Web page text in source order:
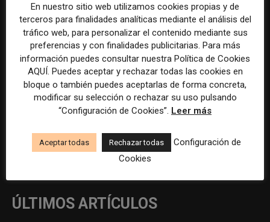
Responsable de Contenidos y
Narrativa de Marca
Responsable de comunicación
en Esade Alumni
REDACCIÓN
ÚLTIMOS ARTÍCULOS
En nuestro sitio web utilizamos cookies propias y de
terceros para finalidades analíticas mediante el análisis del
tráfico web, para personalizar el contenido mediante sus
preferencias y con finalidades publicitarias. Para más
información puedes consultar nuestra Política de Cookies
AQUÍ. Puedes aceptar y rechazar todas las cookies en
bloque o también puedes aceptarlas de forma concreta,
modificar su selección o rechazar su uso pulsando
“Configuración de Cookies”. Leer más
Aceptar todas Rechazar todas
Configuración de
Cookies